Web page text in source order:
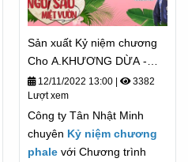
Sản xuất Kỷ niệm chương
Cho A.KHƯƠNG DỪA -
Chương Trình " Gọng Ca
Miệt Vườn" 2022
12/11/2022 13:00
3382
Lượt xem
Công ty Tân Nhật Minh
chuyên Kỷ niệm chương
phale với Chương trình